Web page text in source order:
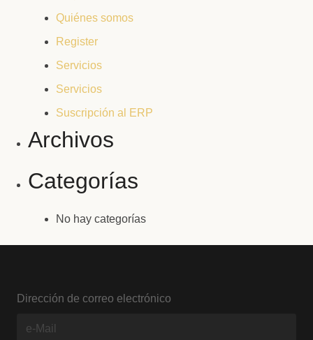
Quiénes somos
Register
Servicios
Servicios
Suscripción al ERP
Archivos
Categorías
No hay categorías
Dirección de correo electrónico